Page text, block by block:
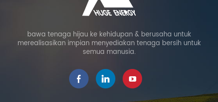
bawa tenaga hijau ke kehidupan & berusaha untuk
merealisasikan impian menyediakan tenaga bersih untuk
semua manusia.